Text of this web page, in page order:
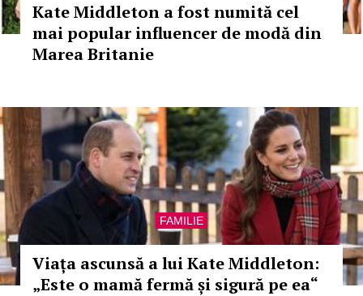
Kate Middleton a fost numită cel
mai popular influencer de modă din
Marea Britanie
FAMILIE
Viața ascunsă a lui Kate Middleton:
„Este o mamă fermă și sigură pe ea“